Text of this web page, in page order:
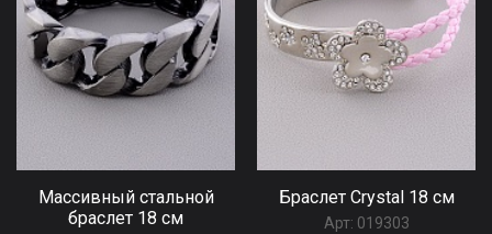
Массивный стальной
браслет 18 см
Браслет Сrystal 18 см
Арт: 019303